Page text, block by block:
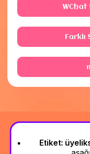
WChat
Etiket: